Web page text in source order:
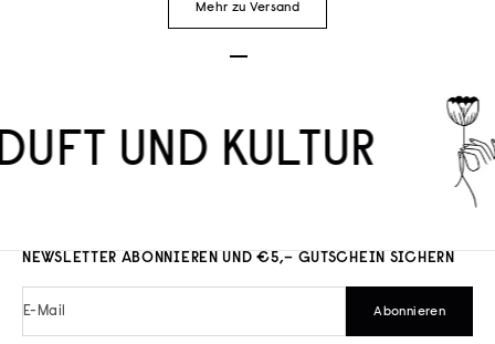
Mehr zu Versand
UND KULTUR
NEWSLETTER ABONNIEREN UND €5,– GUTSCHEIN SICHERN
E-Mail Abonnieren